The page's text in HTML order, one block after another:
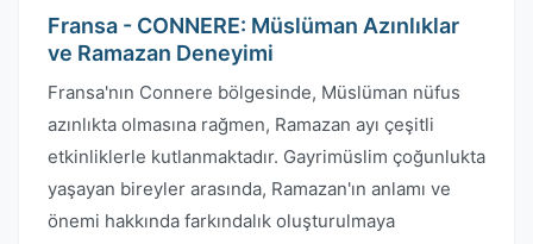
Fransa - CONNERE: Müslüman Azınlıklar
ve Ramazan Deneyimi
Fransa'nın Connere bölgesinde, Müslüman nüfus
azınlıkta olmasına rağmen, Ramazan ayı çeşitli
etkinliklerle kutlanmaktadır. Gayrimüslim çoğunlukta
yaşayan bireyler arasında, Ramazan'ın anlamı ve
önemi hakkında farkındalık oluşturulmaya